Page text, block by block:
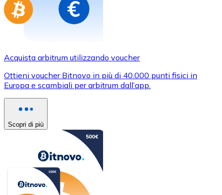
Acquista arbitrum utilizzando voucher
Ottieni voucher Bitnovo in più di 40.000 punti fisici in
Europa e scambiali per arbitrum dall’app.
Scopri di più